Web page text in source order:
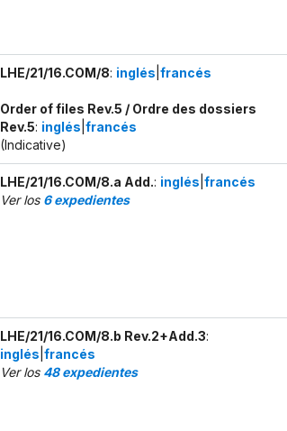
LHE/21/16.COM/8: inglés francés
Order of files Rev.5 / Ordre des dossiers
Rev.5: inglés francés
(Indicative)
LHE/21/16.COM/8.a Add.: inglés francés
Ver los 6 expedientes
LHE/21/16.COM/8.b Rev.2+Add.3:
inglés francés
Ver los 48 expedientes